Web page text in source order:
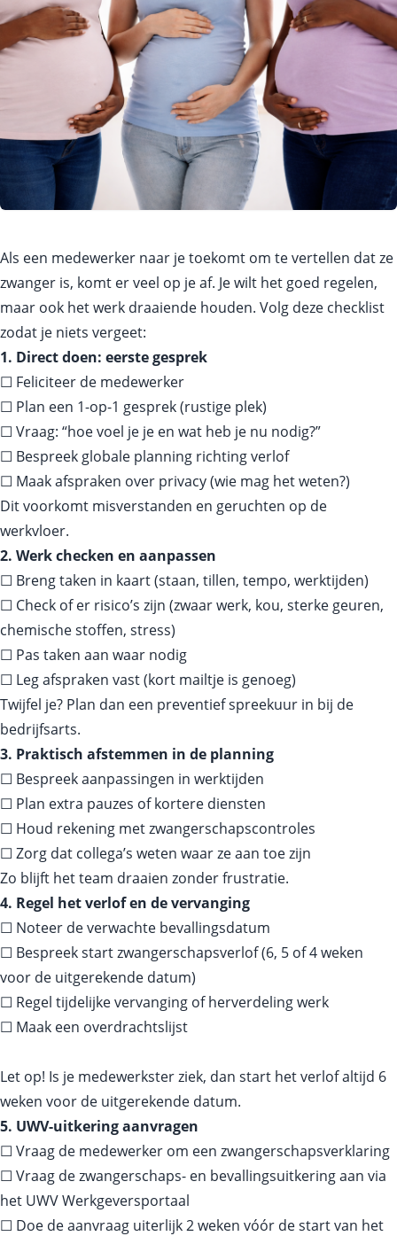
Als een medewerker naar je toekomt om te vertellen dat ze
zwanger is, komt er veel op je af. Je wilt het goed regelen,
maar ook het werk draaiende houden. Volg deze checklist
zodat je niets vergeet:
1. Direct doen: eerste gesprek
☐ Feliciteer de medewerker
☐ Plan een 1-op-1 gesprek (rustige plek)
☐ Vraag: “hoe voel je je en wat heb je nu nodig?”
☐ Bespreek globale planning richting verlof
☐ Maak afspraken over privacy (wie mag het weten?)
Dit voorkomt misverstanden en geruchten op de
werkvloer.
2. Werk checken en aanpassen
☐ Breng taken in kaart (staan, tillen, tempo, werktijden)
☐ Check of er risico’s zijn (zwaar werk, kou, sterke geuren,
chemische stoffen, stress)
☐ Pas taken aan waar nodig
☐ Leg afspraken vast (kort mailtje is genoeg)
Twijfel je? Plan dan een preventief spreekuur in bij de
bedrijfsarts.
3. Praktisch afstemmen in de planning
☐ Bespreek aanpassingen in werktijden
☐ Plan extra pauzes of kortere diensten
☐ Houd rekening met zwangerschapscontroles
☐ Zorg dat collega’s weten waar ze aan toe zijn
Zo blijft het team draaien zonder frustratie.
4. Regel het verlof en de vervanging
☐ Noteer de verwachte bevallingsdatum
☐ Bespreek start zwangerschapsverlof (6, 5 of 4 weken
voor de uitgerekende datum)
☐ Regel tijdelijke vervanging of herverdeling werk
☐ Maak een overdrachtslijst
Let op! Is je medewerkster ziek, dan start het verlof altijd 6
weken voor de uitgerekende datum.
5. UWV-uitkering aanvragen
☐ Vraag de medewerker om een zwangerschapsverklaring
☐ Vraag de zwangerschaps- en bevallingsuitkering aan via
het UWV Werkgeversportaal
☐ Doe de aanvraag uiterlijk 2 weken vóór de start van het